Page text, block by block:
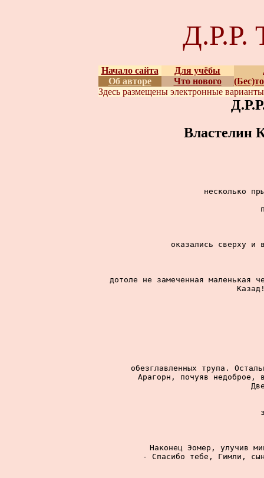
Начало сайта Для учёбы
Об авторе
Что нового
Здесь размещены электронные
Властелин
несколько
оказались сверху и
дотоле не замеченная маленькая
обезглавленных трупа.
Арагорн, почуяв недоброе,
Наконец Эомер, улучив
- Спасибо тебе, Гимли,